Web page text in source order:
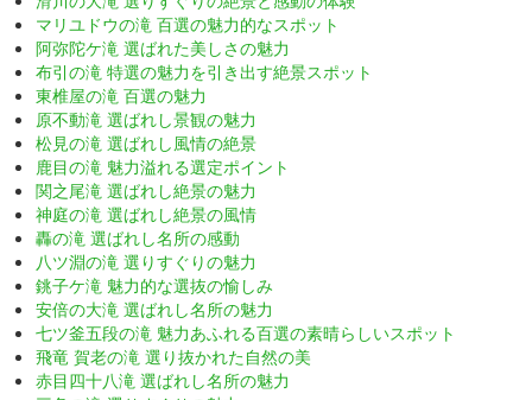
マリユドウの滝 百選の魅力的なスポット
阿弥陀ケ滝 選ばれた美しさの魅力
布引の滝 特選の魅力を引き出す絶景スポット
東椎屋の滝 百選の魅力
原不動滝 選ばれし景観の魅力
松見の滝 選ばれし風情の絶景
鹿目の滝 魅力溢れる選定ポイント
関之尾滝 選ばれし絶景の魅力
神庭の滝 選ばれし絶景の風情
轟の滝 選ばれし名所の感動
八ツ淵の滝 選りすぐりの魅力
銚子ケ滝 魅力的な選抜の愉しみ
安倍の大滝 選ばれし名所の魅力
七ツ釜五段の滝 魅力あふれる百選の素晴らしいスポット
飛竜 賀老の滝 選り抜かれた自然の美
赤目四十八滝 選ばれし名所の魅力